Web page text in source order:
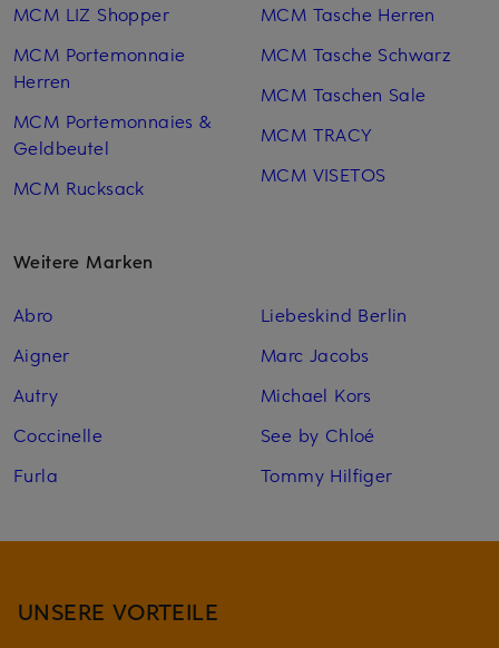
MCM LIZ Shopper
MCM Portemonnaie
Herren
MCM Portemonnaies &
Geldbeutel
MCM Rucksack
MCM Tasche Herren
MCM Tasche Schwarz
MCM Taschen Sale
MCM TRACY
MCM VISETOS
Weitere Marken
Abro
Aigner
Autry
Coccinelle
Furla
Liebeskind Berlin
Marc Jacobs
Michael Kors
See by Chloé
Tommy Hilfiger
UNSERE VORTEILE